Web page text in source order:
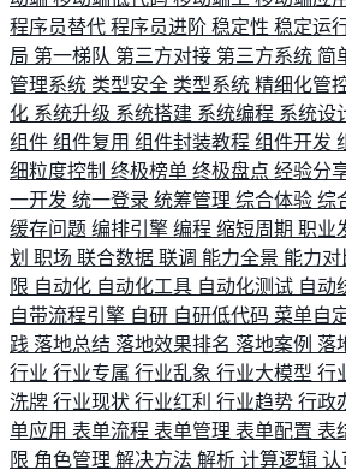
程序员替代 程序员进阶 稳定性 稳定运
局 第一梯队 第三方对接 第三方系统 简
管理系统 类型安全 类型系统 精细化管
化 系统升级 系统搭建 系统编程 系统设
组件 组件复用 组件封装教程 组件开发
细粒度控制 终极榜单 终极盘点 经验分
一开发 统一登录 统筹管理 综合体验 综
缓存问题 编排引擎 编程 缩短周期 职业
划 职场 联合数据 联调 能力全景 能力对
限 自动化 自动化工具 自动化测试 自动
自带流程引擎 自研 自研低代码 菜单自
践 落地总结 落地效果排名 落地案例 落
行业 行业专属 行业乱象 行业大模型 行
洗牌 行业现状 行业红利 行业趋势 行政
单应用 表单流程 表单管理 表单配置 表
限 角色管理 解决方法 解析 计算逻辑 认